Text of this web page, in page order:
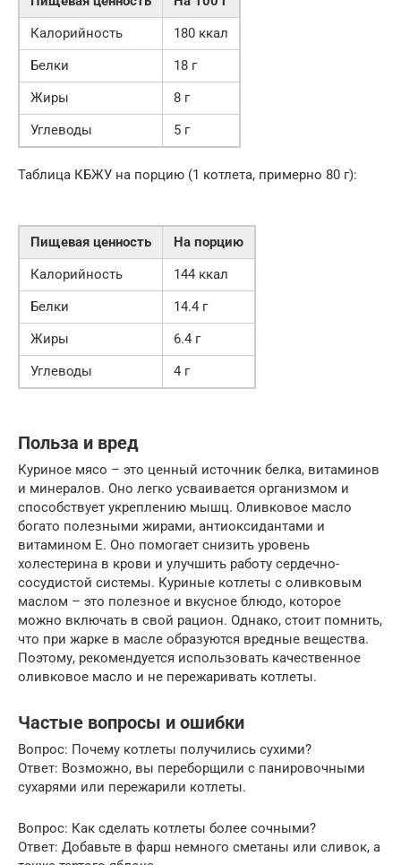
Калорийность
180 ккал
Белки
18 г
Жиры
8 г
Углеводы
5 г
Таблица КБЖУ на порцию (1 котлета, примерно 80 г):
Пищевая ценность
На порцию
Калорийность
144 ккал
Белки
14.4 г
Жиры
6.4 г
Углеводы
4 г
Польза и вред
Куриное мясо – это ценный источник белка, витаминов
и минералов. Оно легко усваивается организмом и
способствует укреплению мышц. Оливковое масло
богато полезными жирами, антиоксидантами и
витамином Е. Оно помогает снизить уровень
холестерина в крови и улучшить работу сердечно-
сосудистой системы. Куриные котлеты с оливковым
маслом – это полезное и вкусное блюдо, которое
можно включать в свой рацион. Однако, стоит помнить,
что при жарке в масле образуются вредные вещества.
Поэтому, рекомендуется использовать качественное
оливковое масло и не пережаривать котлеты.
Частые вопросы и ошибки
Вопрос: Почему котлеты получились сухими?
Ответ: Возможно, вы переборщили с панировочными
сухарями или пережарили котлеты.
Вопрос: Как сделать котлеты более сочными?
Ответ: Добавьте в фарш немного сметаны или сливок, а